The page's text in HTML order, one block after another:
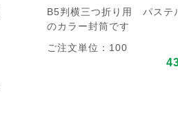
B5判横三つ折り用 パステ
のカラー封筒です
ご注文単位：100